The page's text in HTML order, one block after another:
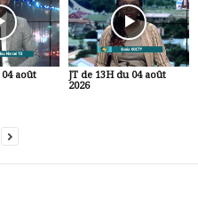
04 août
JT de 13H du 04 août
2026